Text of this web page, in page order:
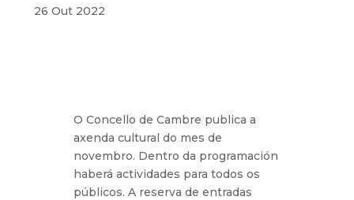
26 Out 2022
O Concello de Cambre publica a
axenda cultural do mes de
novembro. Dentro da programación
haberá actividades para todos os
públicos. A reserva de entradas